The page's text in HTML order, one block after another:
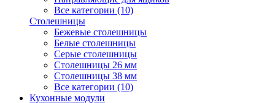
Все категории (10)
Столешницы
Бежевые столешницы
Белые столешницы
Серые столешницы
Столешницы 26 мм
Столешницы 38 мм
Все категории (10)
Кухонные модули